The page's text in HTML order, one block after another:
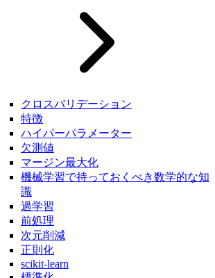
クロスバリデーション
特徴
ハイパーパラメーター
欠測値
マージン最大化
機械学習で持っておくべき数学的な知
識
過学習
前処理
次元削減
正則化
scikit-learn